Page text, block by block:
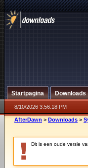
Startpagina Downloads
8/10/2026 3:56:18 PM
AfterDawn > Downloads >
Dit is een oude versie